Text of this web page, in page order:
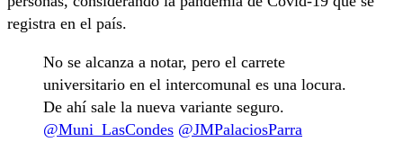
registra en el país.
No se alcanza a notar, pero el carrete
universitario en el intercomunal es una locura.
De ahí sale la nueva variante seguro.
@Muni_LasCondes @JMPalaciosParra